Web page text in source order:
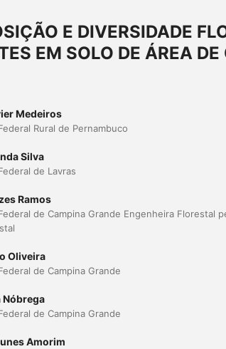
E DIVERSIDADE
EM SOLO DE ÁREA
Medeiros
Rural de Pernambuco
Silva
de Lavras
Ramos
de Campina Grande Engenheira Florestal
Oliveira
de Campina Grande
Nóbrega
de Campina Grande
Amorim